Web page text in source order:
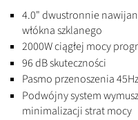
4.0" dwustronnie
włókna szklanego
2000W ciągłej mocy
96 dB skuteczności
Pasmo przenoszenia
Podwójny system
minimalizacji strat mocy